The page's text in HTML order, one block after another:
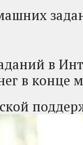
в
в конце